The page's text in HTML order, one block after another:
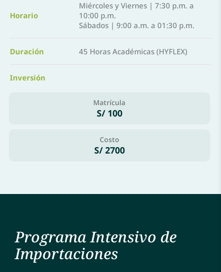
Horario
Miércoles y Viernes | 7:30 p.m. a
10:00 p.m.
Sábados | 9:00 a.m. a 01:30 p.m.
Duración 45 Horas Académicas (HYFLEX)
Inversión
Matrícula
S/ 100
Costo
S/ 2700
Programa Intensivo de
Importaciones